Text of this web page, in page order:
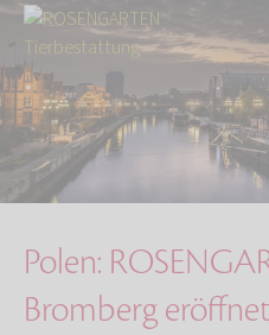
Start Über uns
Aktuelles
Polen: ROSENGARTEN-Filiale in
Polen:
Bromberg eröffnet